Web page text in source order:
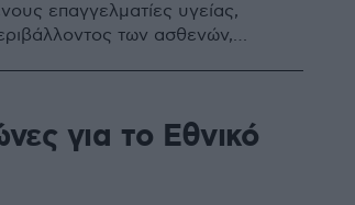
επαγγελματίες υγείας,
των ασθενών,
για το Εθνικό